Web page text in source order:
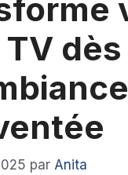
par Anita